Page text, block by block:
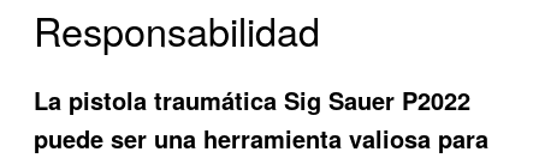
Responsabilidad
La pistola traumática Sig Sauer P2022
puede ser una herramienta valiosa para